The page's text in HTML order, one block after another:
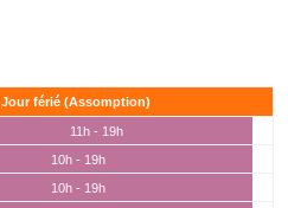
Jour férié (Assomption)
11h - 19h
10h - 19h
10h - 19h